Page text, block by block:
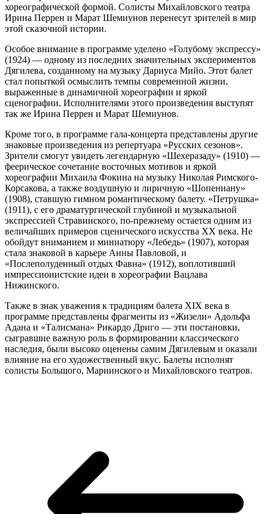
хореографической формой. Солисты Михайловского театра
Ирина Перрен и Марат Шемиунов перенесут зрителей в мир
этой сказочной истории.
Особое внимание в программе уделено «Голубому экспрессу»
(1924) — одному из последних значительных экспериментов
Дягилева, созданному на музыку Дариуса Мийо. Этот балет
стал попыткой осмыслить темпы современной жизни,
выраженные в динамичной хореографии и яркой
сценографии. Исполнителями этого произведения выступят
так же Ирина Перрен и Марат Шемиунов.
Кроме того, в программе гала-концерта представлены другие
знаковые произведения из репертуара «Русских сезонов».
Зрители смогут увидеть легендарную «Шехеразаду» (1910) —
феерическое сочетание восточных мотивов и яркой
хореографии Михаила Фокина на музыку Николая Римского-
Корсакова, а также воздушную и лиричную «Шопениану»
(1908), ставшую гимном романтическому балету. «Петрушка»
(1911), с его драматургической глубиной и музыкальной
экспрессией Стравинского, по-прежнему остается одним из
величайших примеров сценического искусства ХХ века. Не
обойдут вниманием и миниатюру «Лебедь» (1907), которая
стала знаковой в карьере Анны Павловой, и
«Послеполуденный отдых Фавна» (1912), воплотивший
импрессионистские идеи в хореографии Вацлава
Нижинского.
Также в знак уважения к традициям балета XIX века в
программе представлены фрагменты из «Жизели» Адольфа
Адана и «Талисмана» Рикардо Дриго — эти постановки,
сыгравшие важную роль в формировании классического
наследия, были высоко оценены самим Дягилевым и оказали
влияние на его художественный вкус. Балеты исполнят
солисты Большого, Мариинского и Михайловского театров.